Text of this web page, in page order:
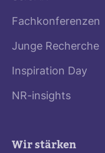
Fachkonferenzen
Junge Recherche
Inspiration Day
NR-insights
Wir stärken